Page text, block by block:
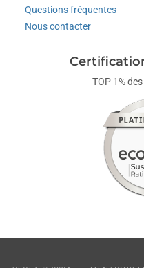
Questions fréquentes
Nous contacter
TOP 1%